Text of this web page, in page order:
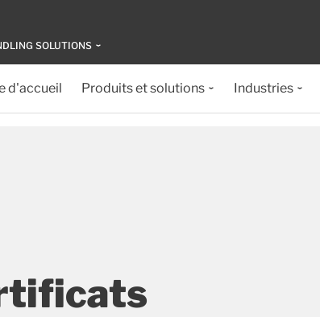
SOLUTIONS
d'accueil Produits et solutions Industries